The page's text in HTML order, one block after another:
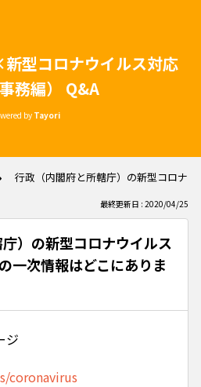
型コロナウイルス対応
事務編） Q&A
by Tayori
行政（内閣府と所轄庁）の新型コロナ
最終更新日 : 2020/04/25
）の新型コロナウイルス
一次情報はどこにありま
ジ
coronavirus